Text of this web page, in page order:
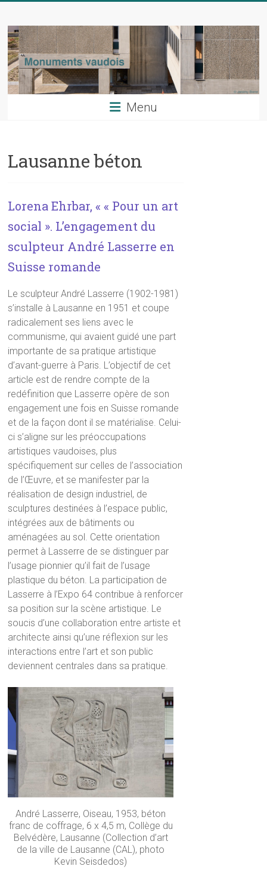
content
Monuments
vaudois
La
revue
canton
Menu
Lausanne béton
Lorena Ehrbar, « « Pour un art
social ». L’engagement du
sculpteur André Lasserre en
Suisse romande
Le sculpteur André Lasserre (1902-1981)
s’installe à Lausanne en 1951 et coupe
radicalement ses liens avec le
communisme, qui avaient guidé une part
importante de sa pratique artistique
d’avant-guerre à Paris. L’objectif de cet
article est de rendre compte de la
redéfinition que Lasserre opère de son
engagement une fois en Suisse romande
et de la façon dont il se matérialise. Celui-
ci s’aligne sur les préoccupations
artistiques vaudoises, plus
spécifiquement sur celles de l’association
de l’Œuvre, et se manifester par la
réalisation de design industriel, de
sculptures destinées à l’espace public,
intégrées aux de bâtiments ou
aménagées au sol. Cette orientation
permet à Lasserre de se distinguer par
l’usage pionnier qu’il fait de l’usage
plastique du béton. La participation de
Lasserre à l’Expo 64 contribue à renforcer
sa position sur la scène artistique. Le
soucis d’une collaboration entre artiste et
architecte ainsi qu’une réflexion sur les
interactions entre l’art et son public
deviennent centrales dans sa pratique.
André Lasserre, Oiseau, 1953, béton
franc de coffrage, 6 x 4,5 m, Collège du
Belvédère, Lausanne (Collection d’art
de la ville de Lausanne (CAL), photo
Kevin Seisdedos)